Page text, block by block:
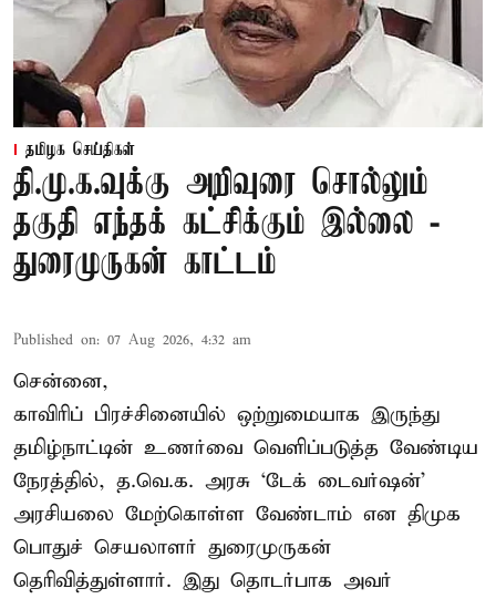
தமிழக செய்திகள்
தி.மு.க.வுக்கு அறிவுரை சொல்லும்
தகுதி எந்தக் கட்சிக்கும் இல்லை -
துரைமுருகன் காட்டம்
Published on: 07 Aug 2026, 4:32 am
சென்னை,
காவிரிப் பிரச்சினையில் ஒற்றுமையாக இருந்து
தமிழ்நாட்டின் உணர்வை வெளிப்படுத்த வேண்டிய
நேரத்தில், த.வெ.க. அரசு ‘டேக் டைவர்ஷன்’
அரசியலை மேற்கொள்ள வேண்டாம் என திமுக
பொதுச் செயலாளர் துரைமுருகன்
தெரிவித்துள்ளார். இது தொடர்பாக அவர்